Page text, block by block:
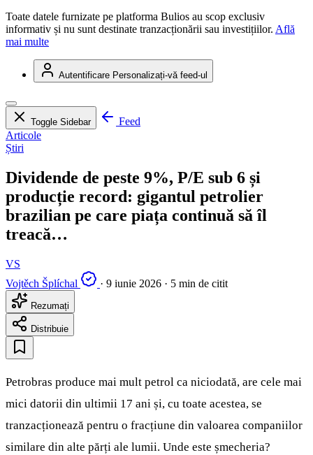
Toate datele furnizate pe platforma Bulios au scop exclusiv
informativ și nu sunt destinate tranzacționării sau investițiilor. Află
mai multe
Autentificare Personalizați-vă feed-ul
Toggle Sidebar
Feed
Articole
Știri
Dividende de peste 9%, P/E sub 6 și
producție record: gigantul petrolier
brazilian pe care piața continuă să îl
treacă…
VS
Vojtěch Šplíchal
· 9 iunie 2026 · 5 min de citit
Rezumați
Distribuie
Petrobras produce mai mult petrol ca niciodată, are cele mai
mici datorii din ultimii 17 ani și, cu toate acestea, se
tranzacționează pentru o fracțiune din valoarea companiilor
similare din alte părți ale lumii. Unde este șmecheria?